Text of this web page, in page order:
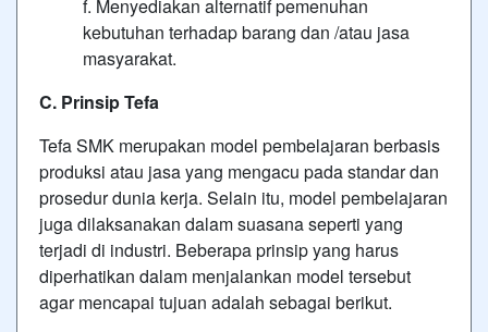
f. Menyediakan alternatif pemenuhan
kebutuhan terhadap barang dan /atau jasa
masyarakat.
C. Prinsip Tefa
Tefa SMK merupakan model pembelajaran berbasis
produksi atau jasa yang mengacu pada standar dan
prosedur dunia kerja. Selain itu, model pembelajaran
juga dilaksanakan dalam suasana seperti yang
terjadi di industri. Beberapa prinsip yang harus
diperhatikan dalam menjalankan model tersebut
agar mencapai tujuan adalah sebagai berikut.